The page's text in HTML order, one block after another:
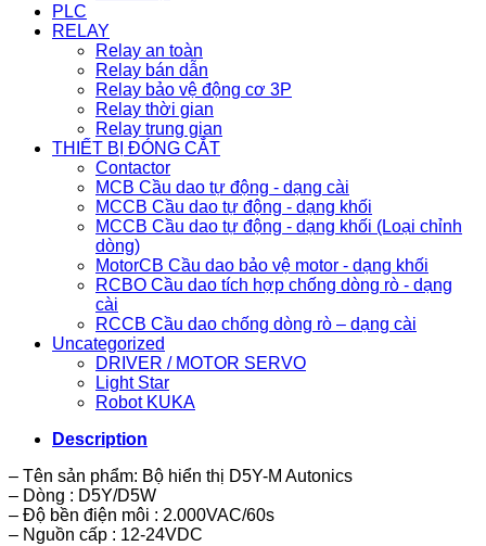
PLC
RELAY
Relay an toàn
Relay bán dẫn
Relay bảo vệ động cơ 3P
Relay thời gian
Relay trung gian
THIẾT BỊ ĐÓNG CẮT
Contactor
MCB Cầu dao tự động - dạng cài
MCCB Cầu dao tự động - dạng khối
MCCB Cầu dao tự động - dạng khối (Loại chỉnh
dòng)
MotorCB Cầu dao bảo vệ motor - dạng khối
RCBO Cầu dao tích hợp chống dòng rò - dạng
cài
RCCB Cầu dao chống dòng rò – dạng cài
Uncategorized
DRIVER / MOTOR SERVO
Light Star
Robot KUKA
Description
– Tên sản phẩm: Bộ hiển thị D5Y-M Autonics
– Dòng : D5Y/D5W
– Độ bền điện môi : 2.000VAC/60s
– Nguồn cấp : 12-24VDC